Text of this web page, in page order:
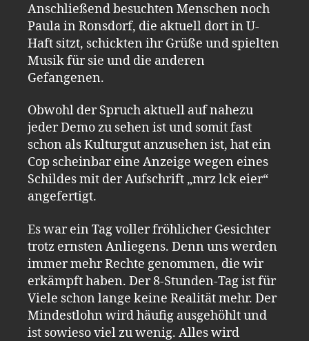
Anschließend besuchten Menschen noch
Paula in Ronsdorf, die aktuell dort in U-
Haft sitzt, schickten ihr Grüße und spielten
Musik für sie und die anderen
Gefangenen.
Obwohl der Spruch aktuell auf nahezu
jeder Demo zu sehen ist und somit fast
schon als Kulturgut anzusehen ist, hat ein
Cop scheinbar eine Anzeige wegen eines
Schildes mit der Aufschrift „mrz lck eier“
angefertigt.
Es war ein Tag voller fröhlicher Gesichter
trotz ernsten Anliegens. Denn uns werden
immer mehr Rechte genommen, die wir
erkämpft haben. Der 8-Stunden-Tag ist für
Viele schon lange keine Realität mehr. Der
Mindestlohn wird häufig ausgehöhlt und
ist sowieso viel zu wenig. Alles wird